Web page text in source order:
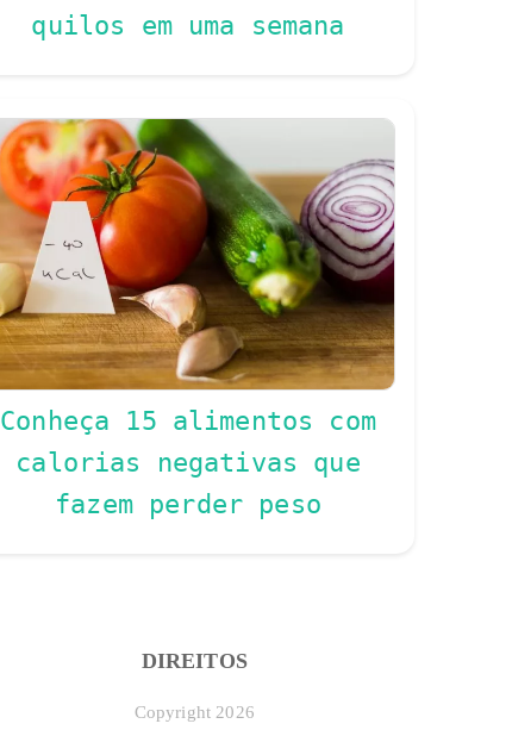
quilos em uma semana
Conheça 15 alimentos com
calorias negativas que
fazem perder peso
DIREITOS
Copyright 2026